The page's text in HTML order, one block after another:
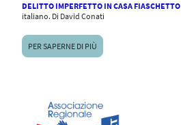
DELITTO IMPERFETTO IN CASA FIASCHETTO
italiano. Di David Conati
PER SAPERNE DI PIÙ